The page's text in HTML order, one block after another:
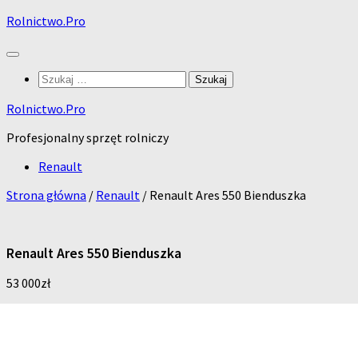
Skip
content
Rolnictwo.Pro
Szukaj:
Rolnictwo.Pro
Profesjonalny sprzęt rolniczy
Renault
Strona główna / Renault / Renault Ares 550 Bienduszka
Renault Ares 550 Bienduszka
53 000zł